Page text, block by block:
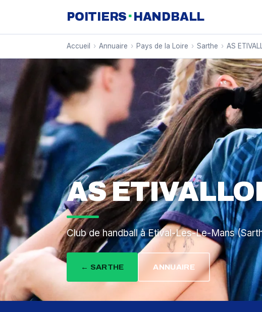
POITIERS · HANDBALL
Accueil › Annuaire › Pays de la Loire › Sarthe › AS
AS
Club de handball à Etival-Les-Le-Mans
← SARTHE ANNUAIRE